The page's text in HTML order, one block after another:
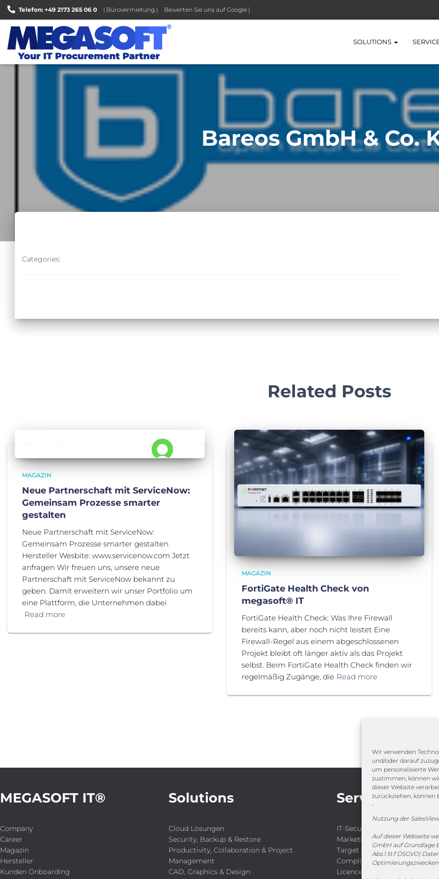
Wir verwenden
und/oder darauf
um personalisierte
zustimmen, können
dieser Website
zurückziehen,
-
Nutzung der
Auf dieser Webseite
GmbH auf Grundlage
Abs.1 lit.f DSGVO)
Telefon: +49 2173 265 06 0 | Bürovermietung | Bewerten Sie uns auf Google |
SOLUTIONS
Bareos GmbH & Co.
Categories:
Related Posts
MAGAZIN
Neue Partnerschaft mit ServiceNow:
Gemeinsam Prozesse smarter
gestalten
Neue Partnerschaft mit ServiceNow:
Gemeinsam Prozesse smarter gestalten
Hersteller Wesbite: www.servicenow.com Jetzt
anfragen Wir freuen uns, unsere neue
Partnerschaft mit ServiceNow bekannt zu
geben. Damit erweitern wir unser Portfolio um
eine Plattform, die Unternehmen dabei
Read more
MAGAZIN
FortiGate Health Check von
megasoft® IT
FortiGate Health Check: Was Ihre Firewall
bereits kann, aber noch nicht leistet Eine
Firewall-Regel aus einem abgeschlossenen
Projekt bleibt oft länger aktiv als das Projekt
selbst. Beim FortiGate Health Check finden wir
regelmäßig Zugänge, die Read more
MEGASOFT IT®
Company
Career
Magazin
Hersteller
Kunden Onboarding
Solutions
Cloud Lösungen
Security, Backup & Restore
Productivity, Collaboration & Project
Management
CAD, Graphics & Design
Service
IT-Security-Solutions
Marketing
Target Group Fitting
Compliance Guard
Licence Manager